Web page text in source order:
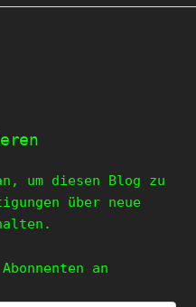
um diesen Blog zu
über neue
an